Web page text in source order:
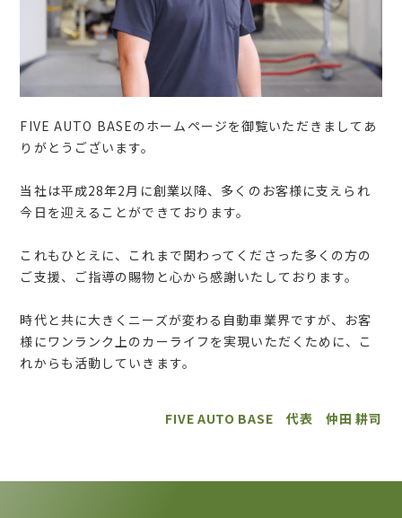
FIVE AUTO BASEのホームページを御覧いただきましてあ
りがとうございます。
当社は平成28年2月に創業以降、多くのお客様に支えられ
今日を迎えることができております。
これもひとえに、これまで関わってくださった多くの方の
ご支援、ご指導の賜物と心から感謝いたしております。
時代と共に大きくニーズが変わる自動車業界ですが、お客
様にワンランク上のカーライフを実現いただくために、こ
れからも活動していきます。
FIVE AUTO BASE 代表 仲田 耕司